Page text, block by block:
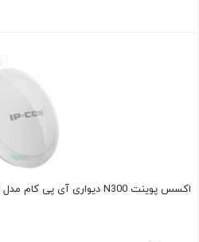
اکسس پوینت N300 دیواری آی پی کام مدل IP-COM AP340